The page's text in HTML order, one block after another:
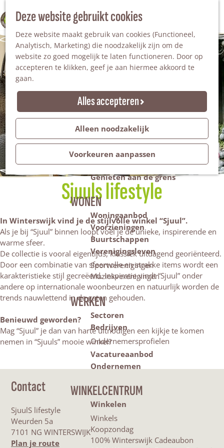
Deze website gebruikt cookies
Deze website maakt gebruik van cookies (Functioneel,
Analytisch, Marketing) die noodzakelijk zijn om de
website zo goed mogelijk te laten functioneren. Door op
accepteren te klikken, geef je aan hiermee akkoord te
gaan.
Alles accepteren
Alleen noodzakelijk
Voorkeuren aanpassen
100% WINTERSWIJK
Z
o
e
k
e
n
M
e
n
u
Natuurgebieden
Steengroeve
Tuinen en parken
Recreatieplas Het Hilgelo
Overnachten
Campings & vakantieparken
Vakantiehuizen
Groepsaccommodaties
Hotels
Evenementen
Restantendag
Volksfeest & Bloemencorso
Promotie evenementen
Genieten aan de grens
WONEN
Woningaanbod
Voorzieningen
Buurtschappen
Verenigingsleven
Sportverenigingen
Muziekverenigingen
WERKEN
Sectoren
Bedrijven
Ondernemersprofielen
Vacatureaanbod
Ondernemen
WINKELCENTRUM
Winkelen
Winkels
Koopzondag
100% Winterswijk Cadeaubon
Sjuuls lifestyle
In Winterswijk vind je de stijlvolle winkel “Sjuul”.
Als je bij “Sjuul” binnen loopt voel je de unieke, inspirerende en
warme sfeer.
De collectie is vooral eigentijds, klassiek uitdagend georiënteerd.
Door een combinatie van sfeervolle en strakke items wordt een
karakteristieke stijl gecreëerd. Inspiratie vindt “Sjuul” onder
andere op internationale woonbeurzen en natuurlijk worden de
trends nauwlettend in de gaten gehouden.
Benieuwd geworden?
Mag “Sjuul” je dan van harte uitnodigen een kijkje te komen
nemen in “Sjuuls” mooie winkel?
Contact
SjuulS lifestyle
Weurden 5a
7101 NG WINTERSWIJK
Plan je routen